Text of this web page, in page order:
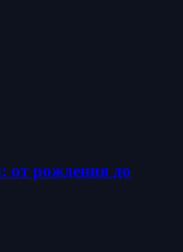
рождения до